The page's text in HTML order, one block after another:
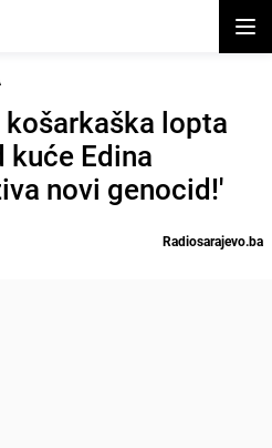
lopta
Edina
novi genocid!'
Radiosarajevo.ba